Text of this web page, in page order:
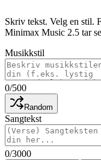
Skriv tekst. Velg en stil.
Minimax Music 2.5 tar
Musikkstil
0/500
Random
Sangtekst
0/3000